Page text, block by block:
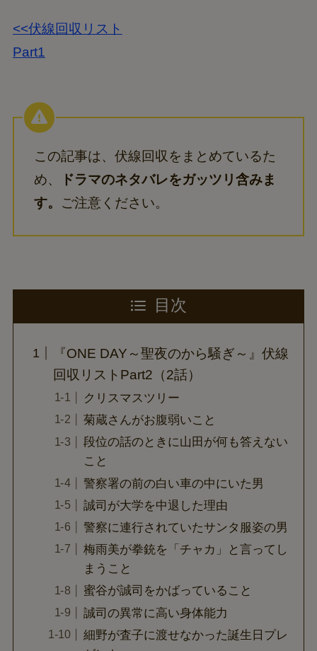
<<伏線回収リスト
Part1
この記事は、伏線回収をまとめているた
め、
ドラマのネタバレをガッツリ含みま
す。 ご注意ください。
目次
『ONE DAY～聖夜のから騒ぎ～』伏線
回収リストPart2（2話）
クリスマスツリー
菊蔵さんがお腹弱いこと
段位の話のときに山田が何も答えない
こと
警察署の前の白い車の中にいた男
誠司が大学を中退した理由
警察に連行されていたサンタ服姿の男
梅雨美が拳銃を「チャカ」と言ってし
まうこと
蜜谷が誠司をかばっていること
誠司の異常に高い身体能力
細野が査子に渡せなかった誕生日プレ